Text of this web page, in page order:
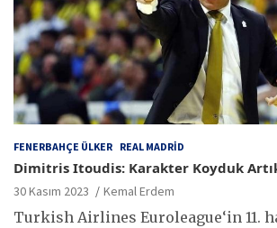
FENERBAHÇE ÜLKER REAL MADRID
Dimitris Itoudis: Karakter Koyduk
30 Kasım 2023 Kemal Erdem
Turkish Airlines Euroleague‘in 11.